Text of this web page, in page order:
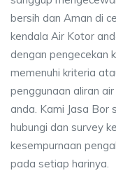
bersih dan Aman di
kendala Air Kotor
dengan pengecekan
memenuhi kriteria
penggunaan aliran
anda. Kami Jasa Bor
hubungi dan survey
kesempurnaan
pada setiap harinya.